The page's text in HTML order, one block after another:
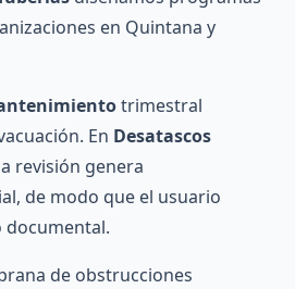
en Quintana y
trimestral
En Desatascos
revisión genera
de modo que el usuario
documental.
de obstrucciones